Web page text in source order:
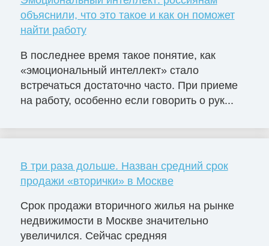
объяснили, что это такое и как он поможет
найти работу
В последнее время такое понятие, как
«эмоциональный интеллект» стало
встречаться достаточно часто. При приеме
на работу, особенно если говорить о рук...
В три раза дольше. Назван средний срок
продажи «вторички» в Москве
Срок продажи вторичного жилья на рынке
недвижимости в Москве значительно
увеличился. Сейчас средняя